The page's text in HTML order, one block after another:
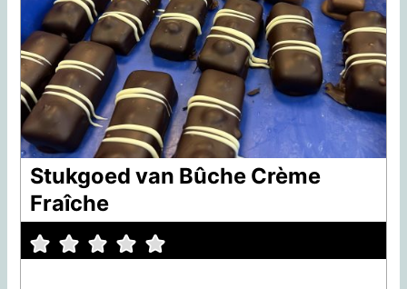
Stukgoed van Bûche Crème
Fraîche